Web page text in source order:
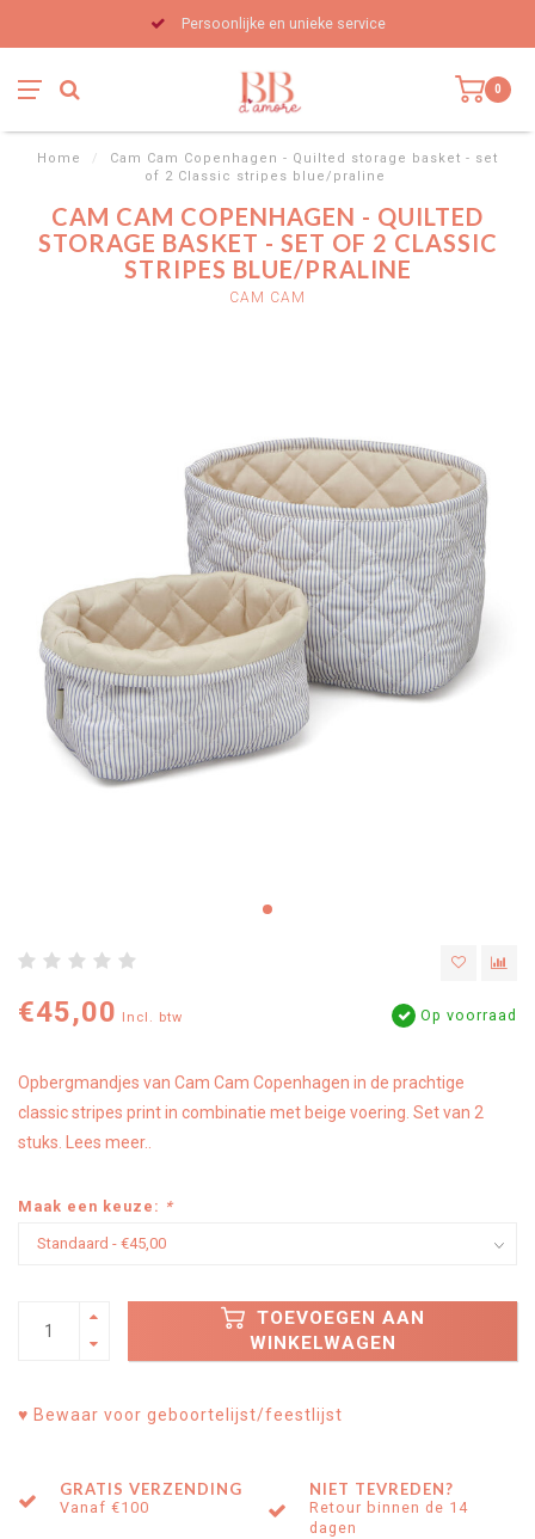
Persoonlijke en unieke service
0
Home /
Cam Cam Copenhagen - Quilted storage basket - set
of 2 Classic stripes blue/praline
CAM CAM COPENHAGEN - QUILTED
STORAGE BASKET - SET OF 2 CLASSIC
STRIPES BLUE/PRALINE
CAM CAM
€45,00 Incl. btw Op voorraad
Opbergmandjes van Cam Cam Copenhagen in de prachtige
classic stripes print in combinatie met beige voering. Set van 2
stuks. Lees meer..
Maak een keuze: *
TOEVOEGEN AAN
WINKELWAGEN
♥ Bewaar voor geboortelijst/feestlijst
GRATIS VERZENDING
Vanaf €100
NIET TEVREDEN?
Retour binnen de 14
dagen